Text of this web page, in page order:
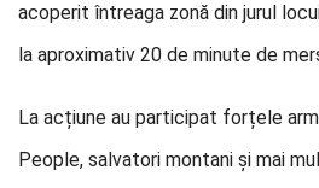
acoperit întreaga zonă din jurul
la aproximativ 20 de minute de
La acțiune au participat forțele
People, salvatori montani și mai